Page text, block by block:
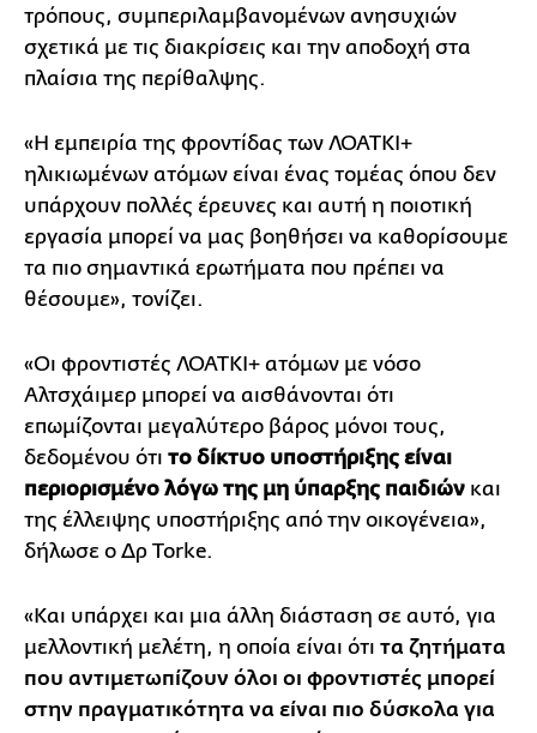
τρόπους, συμπεριλαμβανομένων ανησυχιών
σχετικά με τις διακρίσεις και την αποδοχή στα
πλαίσια της περίθαλψης.
«Η εμπειρία της φροντίδας των ΛΟΑΤΚΙ+
ηλικιωμένων ατόμων είναι ένας τομέας όπου δεν
υπάρχουν πολλές έρευνες και αυτή η ποιοτική
εργασία μπορεί να μας βοηθήσει να καθορίσουμε
τα πιο σημαντικά ερωτήματα που πρέπει να
θέσουμε», τονίζει.
«Οι φροντιστές ΛΟΑΤΚΙ+ ατόμων με νόσο
Αλτσχάιμερ μπορεί να αισθάνονται ότι
επωμίζονται μεγαλύτερο βάρος μόνοι τους,
δεδομένου ότι το δίκτυο υποστήριξης είναι
περιορισμένο λόγω της μη ύπαρξης παιδιών και
της έλλειψης υποστήριξης από την οικογένεια»,
δήλωσε ο Δρ Torke.
«Και υπάρχει και μια άλλη διάσταση σε αυτό, για
μελλοντική μελέτη, η οποία είναι ότι τα ζητήματα
που αντιμετωπίζουν όλοι οι φροντιστές μπορεί
στην πραγματικότητα να είναι πιο δύσκολα για